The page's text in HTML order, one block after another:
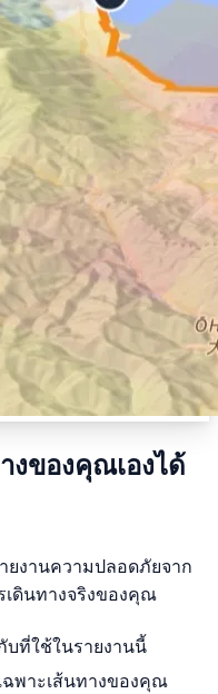
งของคุณเองได้
ยงานความปลอดภัยจาก
เดินทางจริงของคุณ
บที่ใช้ในรายงานนี้
ฉพาะเส้นทางของคุณ